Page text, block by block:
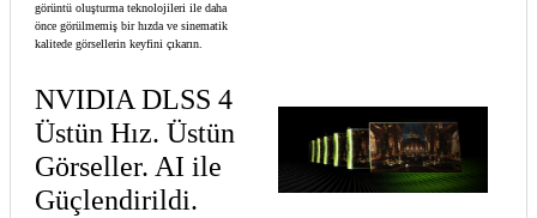
görüntü oluşturma teknolojileri ile daha
önce görülmemiş bir hızda ve sinematik
kalitede görsellerin keyfini çıkarın.
NVIDIA DLSS 4
Üstün Hız. Üstün
Görseller. AI ile
Güçlendirildi.